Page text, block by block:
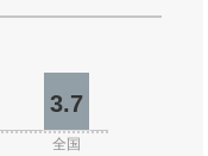
3.7
全国